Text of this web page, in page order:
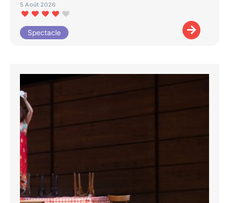
5 Août 2026
Spectacle